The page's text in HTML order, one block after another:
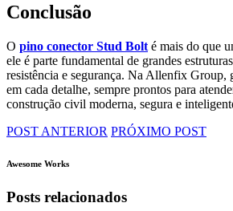
Conclusão
O pino conector Stud Bolt é mais do que
ele é parte fundamental de grandes
resistência e segurança. Na Allenfix Group,
em cada detalhe, sempre prontos para
construção civil moderna, segura e
POST ANTERIOR PRÓXIMO POST
Awesome Works
Posts relacionados